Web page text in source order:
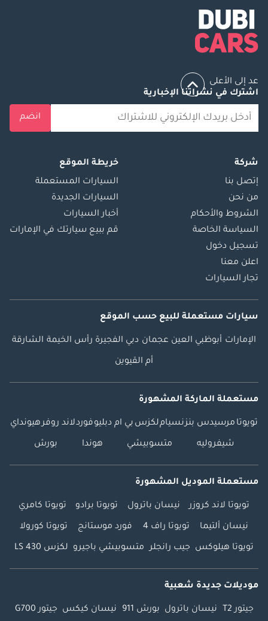
عد إلى الأعلى
اشترك في نشراتنا الإخبارية
انضم
شركة
إتصل بنا
من نحن
الشروط والأحكام
السياسة الخاصة
تسجيل دخول
اعلن معنا
تجار السيارات
خريطة الموقع
السيارات المستعملة
السيارات الجديدة
أخبار السيارات
قم ببيع سيارتك في الإمارات
سيارات مستعملة للبيع حسب الموقع
الإمارات أبوظبي العين عجمان دبي الفجيرة رأس الخيمة الشارقة
أم القيوين
مستعملة الماركة المشهورة
تويوتا مرسيدس بنزنسياملكزس بي ام دبليوفوردلاند روفرهيونداي
شيفروليه متسوبيشي هوندا بورش
مستعملة الموديل المشهورة
تويوتا لاند كروزر نيسان باترول تويوتا برادو تويوتا كامري
نيسان ألتيما تويوتا راف 4 فورد موستانج تويوتا كورولا
تويوتا هيلوكس جيب رانجلر متسوبيشي باجيرو لكزس LS 430
موديلات جديدة شعبية
جيتور T2 نيسان باترول بورش 911 نيسان كيكس جيتور G700